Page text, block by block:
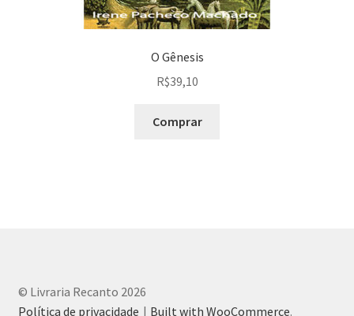
O Gênesis
R$39,10
Comprar
© Livraria Recanto 2026
Política de privacidade
Built with WooCommerce.